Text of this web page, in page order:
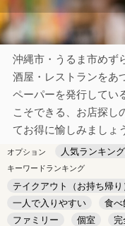
沖縄市・うるま市めず
酒屋・レストランをあ
ペーパーを発行してい
こそできる、お店探し
てお得に愉しみましょ
オプション 人気ランキン
キーワードランキング
テイクアウト（お持ち帰り
一人で入りやすい
食べ
ファミリー
個室 完